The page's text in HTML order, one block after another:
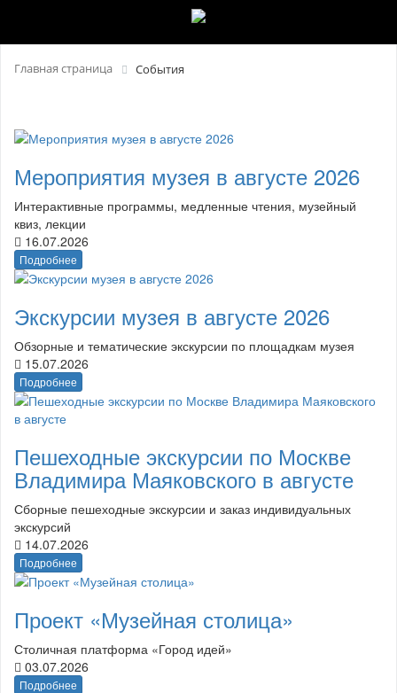
Главная страница События
Мероприятия музея в августе 2026
Интерактивные программы, медленные чтения, музейный
квиз, лекции
16.07.2026
Подробнее
Экскурсии музея в августе 2026
Обзорные и тематические экскурсии по площадкам музея
15.07.2026
Подробнее
Пешеходные экскурсии по Москве
Владимира Маяковского в августе
Сборные пешеходные экскурсии и заказ индивидуальных
экскурсий
14.07.2026
Подробнее
Проект «Музейная столица»
Столичная платформа «Город идей»
03.07.2026
Подробнее